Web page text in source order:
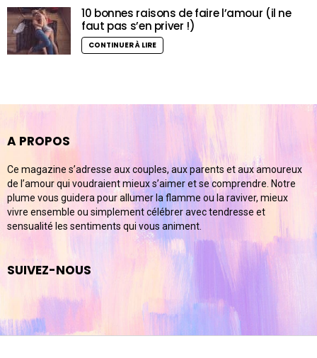
10 bonnes raisons de faire l’amour (il ne
faut pas s’en priver !)
CONTINUER À LIRE
A PROPOS
Ce magazine s’adresse aux couples, aux parents et aux amoureux
de l’amour qui voudraient mieux s’aimer et se comprendre. Notre
plume vous guidera pour allumer la flamme ou la raviver, mieux
vivre ensemble ou simplement célébrer avec tendresse et
sensualité les sentiments qui vous animent.
SUIVEZ-NOUS